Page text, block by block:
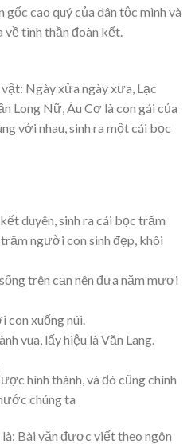
gốc cao quý của dân tộc mình và
về tinh thần đoàn kết.
Ngày xửa ngày xưa, Lạc
Long Nữ, Âu Cơ là con gái của
với nhau, sinh ra một cái bọc
duyên, sinh ra cái bọc trăm
người con sinh đẹp, khôi
trên cạn nên đưa năm mươi
con xuống núi.
vua, lấy hiệu là Văn Lang.
hình thành, và đó cũng chính
chúng ta
Bài văn được viết theo ngôn